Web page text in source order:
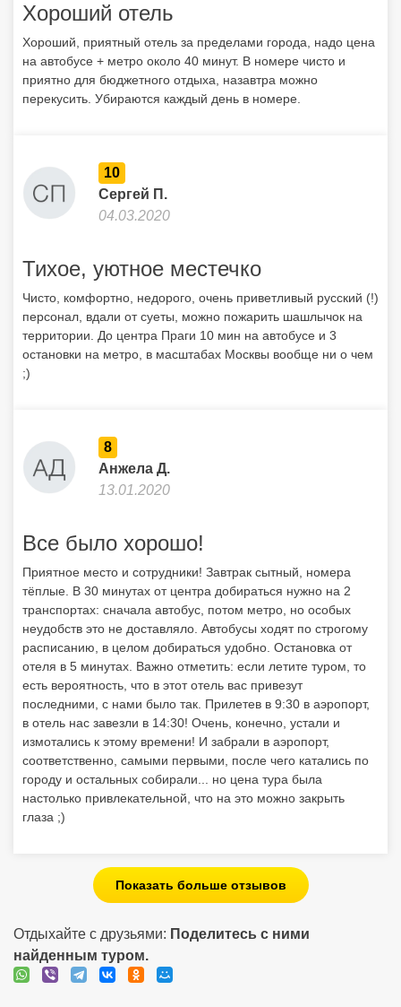
Хороший отель
Хороший, приятный отель за пределами города, надо цена
на автобусе + метро около 40 минут. В номере чисто и
приятно для бюджетного отдыха, назавтра можно
перекусить. Убираются каждый день в номере.
10
Сергей П.
04.03.2020
Тихое, уютное местечко
Чисто, комфортно, недорого, очень приветливый русский (!)
персонал, вдали от суеты, можно пожарить шашлычок на
территории. До центра Праги 10 мин на автобусе и 3
остановки на метро, в масштабах Москвы вообще ни о чем
;)
8
Анжела Д.
13.01.2020
Все было хорошо!
Приятное место и сотрудники! Завтрак сытный, номера
тёплые. В 30 минутах от центра добираться нужно на 2
транспортах: сначала автобус, потом метро, но особых
неудобств это не доставляло. Автобусы ходят по строгому
расписанию, в целом добираться удобно. Остановка от
отеля в 5 минутах. Важно отметить: если летите туром, то
есть вероятность, что в этот отель вас привезут
последними, с нами было так. Прилетев в 9:30 в аэропорт,
в отель нас завезли в 14:30! Очень, конечно, устали и
измотались к этому времени! И забрали в аэропорт,
соответственно, самыми первыми, после чего катались по
городу и остальных собирали... но цена тура была
настолько привлекательной, что на это можно закрыть
глаза ;)
Показать больше отзывов
Отдыхайте с друзьями: Поделитесь с ними
найденным туром.